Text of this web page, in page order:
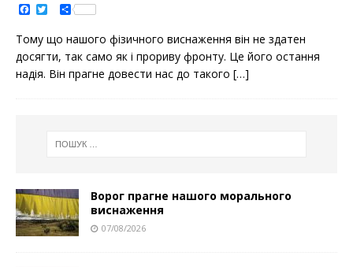
a
e
b
o
o
t
t
e
r
S
h
r
e
Тому що нашого фізичного виснаження він не здатен
досягти, так само як і прориву фронту. Це його остання
надія. Він прагне довести нас до такого […]
Ворог прагне нашого морального
виснаження
07/08/2026